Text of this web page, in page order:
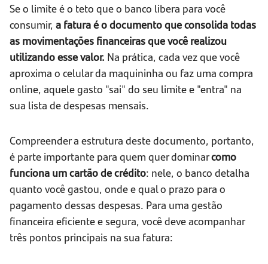
Se o limite é o teto que o banco libera para você
consumir, a fatura é o documento que consolida todas
as movimentações financeiras que você realizou
utilizando esse valor. Na prática, cada vez que você
aproxima o celular da maquininha ou faz uma compra
online, aquele gasto "sai" do seu limite e "entra" na
sua lista de despesas mensais.
Compreender a estrutura deste documento, portanto,
é parte importante para quem quer dominarcomo
funciona um cartão de crédito: nele, o banco detalha
quanto você gastou, onde e qual o prazo para o
pagamento dessas despesas. Para uma gestão
financeira eficiente e segura, você deve acompanhar
três pontos principais na sua fatura: